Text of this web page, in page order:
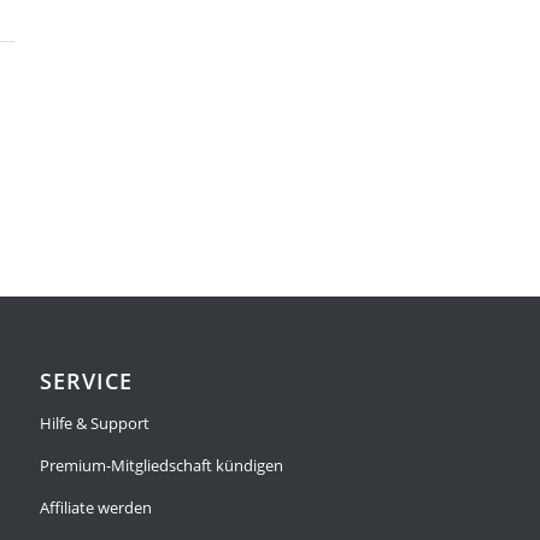
SERVICE
Hilfe & Support
Premium-Mitgliedschaft kündigen
Affiliate werden